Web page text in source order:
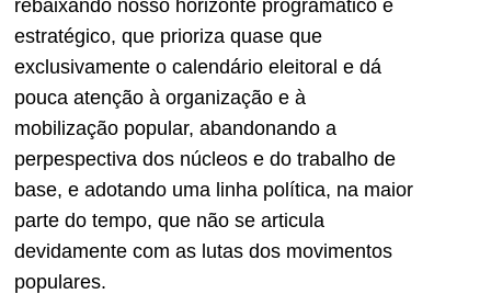
rebaixando nosso horizonte programático e
estratégico, que prioriza quase que
exclusivamente o calendário eleitoral e dá
pouca atenção à organização e à
mobilização popular, abandonando a
perpespectiva dos núcleos e do trabalho de
base, e adotando uma linha política, na maior
parte do tempo, que não se articula
devidamente com as lutas dos movimentos
populares.